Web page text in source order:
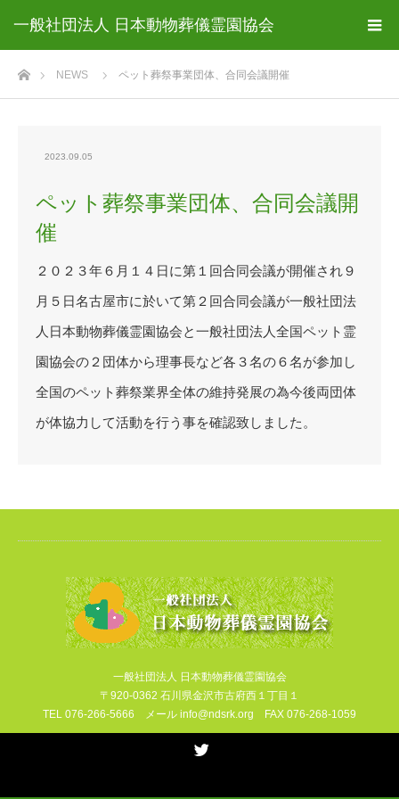
一般社団法人 日本動物葬儀霊園協会
ホームNEWS ペット葬祭事業団体、合同会議開催
2023.09.05
ペット葬祭事業団体、合同会議開
催
２０２３年６月１４日に第１回合同会議が開催され９
月５日名古屋市に於いて第２回合同会議が一般社団法
人日本動物葬儀霊園協会と一般社団法人全国ペット霊
園協会の２団体から理事長など各３名の６名が参加し
全国のペット葬祭業界全体の維持発展の為今後両団体
が体協力して活動を行う事を確認致しました。
一般社団法人 日本動物葬儀霊園協会
〒920-0362 石川県金沢市古府西１丁目１
TEL 076-266-5666 メール info@ndsrk.org FAX 076-268-1059